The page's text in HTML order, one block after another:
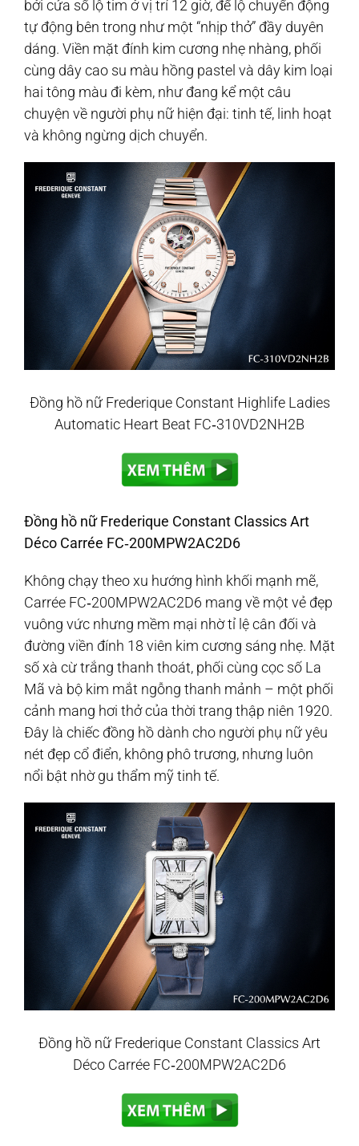
bởi cửa sổ lộ tim ở vị trí 12 giờ, để lộ chuyển động
tự động bên trong như một “nhịp thở” đầy duyên
dáng. Viền mặt đính kim cương nhẹ nhàng, phối
cùng dây cao su màu hồng pastel và dây kim loại
hai tông màu đi kèm, như đang kể một câu
chuyện về người phụ nữ hiện đại: tinh tế, linh hoạt
và không ngừng dịch chuyển.
Đồng hồ nữ Frederique Constant Highlife Ladies
Automatic Heart Beat FC‑310VD2NH2B
Đồng hồ nữ Frederique Constant Classics Art
Déco Carrée FC‑200MPW2AC2D6
Không chạy theo xu hướng hình khối mạnh mẽ,
Carrée FC‑200MPW2AC2D6 mang về một vẻ đẹp
vuông vức nhưng mềm mại nhờ tỉ lệ cân đối và
đường viền đính 18 viên kim cương sáng nhẹ. Mặt
số xà cừ trắng thanh thoát, phối cùng cọc số La
Mã và bộ kim mắt ngỗng thanh mảnh – một phối
cảnh mang hơi thở của thời trang thập niên 1920.
Đây là chiếc đồng hồ dành cho người phụ nữ yêu
nét đẹp cổ điển, không phô trương, nhưng luôn
nổi bật nhờ gu thẩm mỹ tinh tế.
Đồng hồ nữ Frederique Constant Classics Art
Déco Carrée FC‑200MPW2AC2D6